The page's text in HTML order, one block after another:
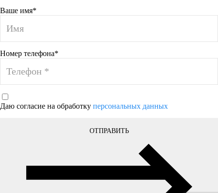
Ваше имя*
Номер телефона*
Даю согласие на обработку персональных данных
ОТПРАВИТЬ